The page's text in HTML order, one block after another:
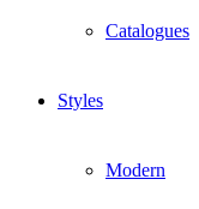
Catalogues
Styles
Modern